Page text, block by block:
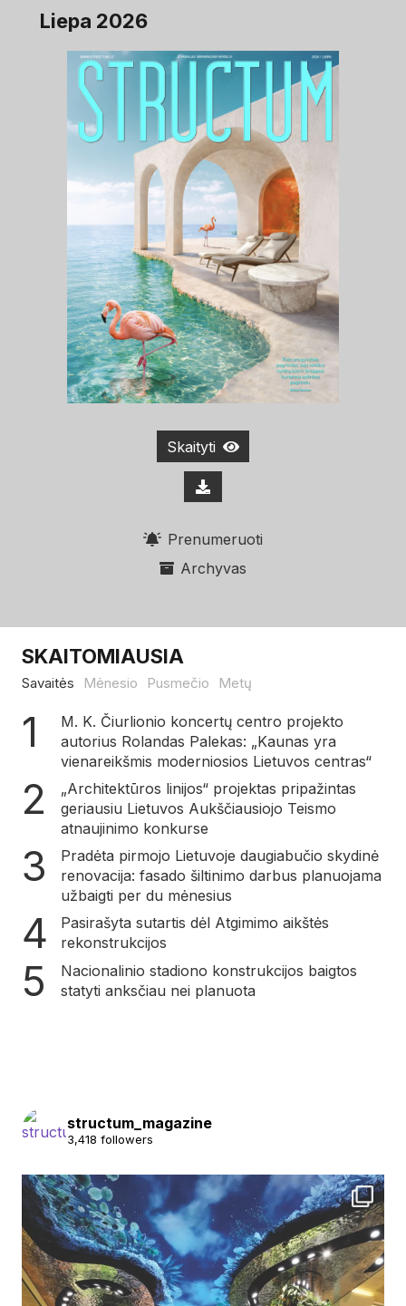
Liepa 2026
Skaityti
Prenumeruoti
Archyvas
SKAITOMIAUSIA
Savaitės Mėnesio Pusmečio Metų
M. K. Čiurlionio koncertų centro projekto
autorius Rolandas Palekas: „Kaunas yra
vienareikšmis moderniosios Lietuvos centras“
„Architektūros linijos“ projektas pripažintas
geriausiu Lietuvos Aukščiausiojo Teismo
atnaujinimo konkurse
Pradėta pirmojo Lietuvoje daugiabučio skydinė
renovacija: fasado šiltinimo darbus planuojama
užbaigti per du mėnesius
Pasirašyta sutartis dėl Atgimimo aikštės
rekonstrukcijos
Nacionalinio stadiono konstrukcijos baigtos
statyti anksčiau nei planuota
structum_magazine
3,418 followers